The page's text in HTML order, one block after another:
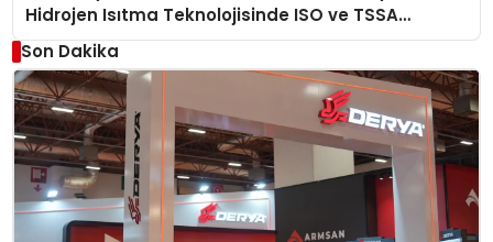
Hidrojen Isıtma Teknolojisinde ISO ve TSSA
Düzenleyici Onaylarını Aldı
Son Dakika